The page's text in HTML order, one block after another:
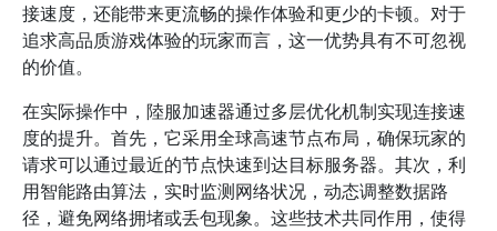
接速度，还能带来更流畅的操作体验和更少的卡顿。对于
追求高品质游戏体验的玩家而言，这一优势具有不可忽视
的价值。
在实际操作中，陸服加速器通过多层优化机制实现连接速
度的提升。首先，它采用全球高速节点布局，确保玩家的
请求可以通过最近的节点快速到达目标服务器。其次，利
用智能路由算法，实时监测网络状况，动态调整数据路
径，避免网络拥堵或丢包现象。这些技术共同作用，使得